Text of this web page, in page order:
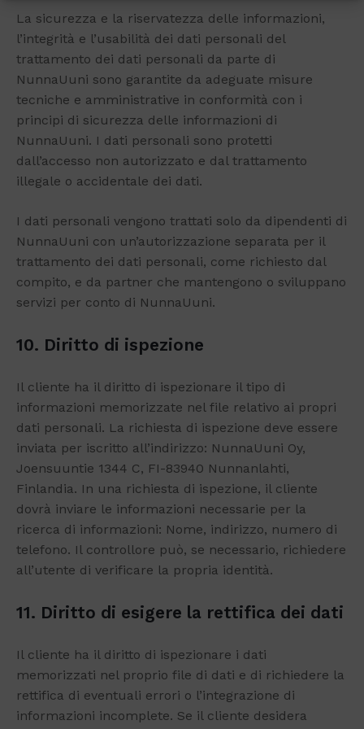
La sicurezza e la riservatezza delle informazioni,
l’integrità e l’usabilità dei dati personali del
trattamento dei dati personali da parte di
NunnaUuni sono garantite da adeguate misure
tecniche e amministrative in conformità con i
principi di sicurezza delle informazioni di
NunnaUuni. I dati personali sono protetti
dall’accesso non autorizzato e dal trattamento
illegale o accidentale dei dati.
I dati personali vengono trattati solo da dipendenti di
NunnaUuni con un’autorizzazione separata per il
trattamento dei dati personali, come richiesto dal
compito, e da partner che mantengono o sviluppano
servizi per conto di NunnaUuni.
10. Diritto di ispezione
Il cliente ha il diritto di ispezionare il tipo di
informazioni memorizzate nel file relativo ai propri
dati personali. La richiesta di ispezione deve essere
inviata per iscritto all’indirizzo: NunnaUuni Oy,
Joensuuntie 1344 C, FI-83940 Nunnanlahti,
Finlandia. In una richiesta di ispezione, il cliente
dovrà inviare le informazioni necessarie per la
ricerca di informazioni: Nome, indirizzo, numero di
telefono. Il controllore può, se necessario, richiedere
all’utente di verificare la propria identità.
11. Diritto di esigere la rettifica dei dati
Il cliente ha il diritto di ispezionare i dati
memorizzati nel proprio file di dati e di richiedere la
rettifica di eventuali errori o l’integrazione di
informazioni incomplete. Se il cliente desidera